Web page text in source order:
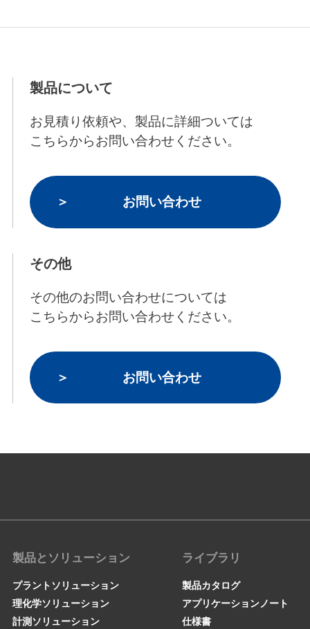
製品について
お見積り依頼や、製品に詳細ついては
こちらからお問い合わせください。
お問い合わせ
その他
その他のお問い合わせについては
こちらからお問い合わせください。
お問い合わせ
製品とソリューション
プラントソリューション
理化学ソリューション
計測ソリューション
ライブラリ
製品カタログ
アプリケーションノート
仕様書